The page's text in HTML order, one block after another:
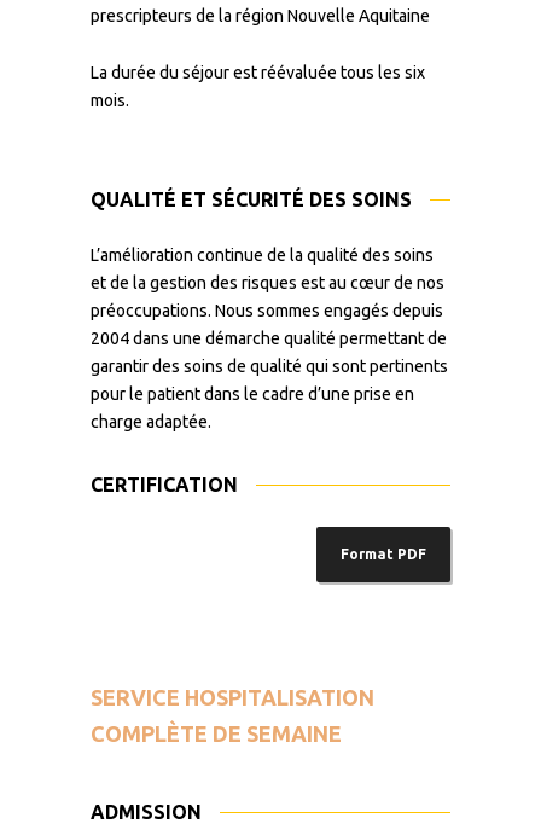
prescripteurs de la région Nouvelle Aquitaine
La durée du séjour est réévaluée tous les six
mois.
QUALITÉ ET SÉCURITÉ DES SOINS
L’amélioration continue de la qualité des soins
et de la gestion des risques est au cœur de nos
préoccupations. Nous sommes engagés depuis
2004 dans une démarche qualité permettant de
garantir des soins de qualité qui sont pertinents
pour le patient dans le cadre d’une prise en
charge adaptée.
CERTIFICATION
Format PDF
SERVICE HOSPITALISATION
COMPLÈTE DE SEMAINE
ADMISSION